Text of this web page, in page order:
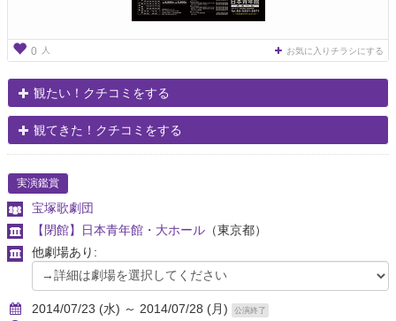
0 人 お気に入りチラシにする
観たい！クチコミをする
観てきた！クチコミをする
実演鑑賞
宝塚歌劇団
【閉館】日本青年館・大ホール （東京都）
他劇場あり:
2014/07/23 (水) ～ 2014/07/28 (月) 公演終了